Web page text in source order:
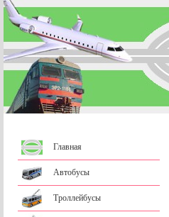
Главная
Автобусы
Троллейбусы